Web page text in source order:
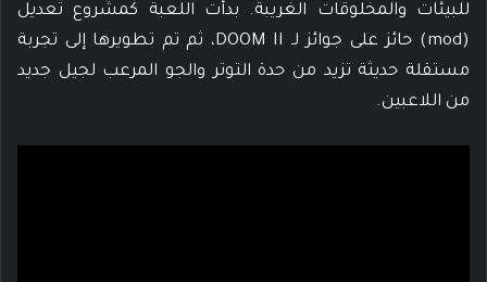
للبيئات والمخلوقات الغريبة. بدأت اللعبة كمشروع تعديل
(mod) حائز على جوائز لـ DOOM II، ثم تم تطويرها إلى تجربة
مستقلة حديثة تزيد من حدة التوتر والجو المرعب لجيل جديد
من اللاعبين.